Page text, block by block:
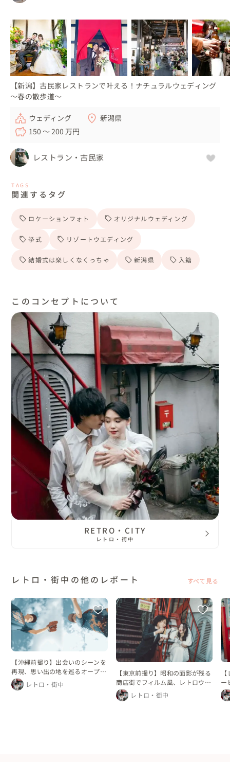
【新潟】古民家レストランで叶える！ナチュラルウェディング
～春の散歩道～
ウェディング
新潟県
150 〜 200 万円
レストラン・古民家
TAGS
関連するタグ
ロケーションフォト オリジナルウェディング
挙式 リゾートウエディング
結婚式は楽しくなくっちゃ 新潟県 入籍
このコンセプトについて
RETRO・CITY
レトロ・街中
レトロ・街中の他のレポート すべて見る
【沖縄前撮り】出会いのシーンを
再現、思い出の地を巡るオープニ
ングムービー
レトロ・街中
【東京前撮り】昭和の面影が残る
商店街でフィルム風、レトロウェ
ディングフォト
レトロ・街中
ー
で